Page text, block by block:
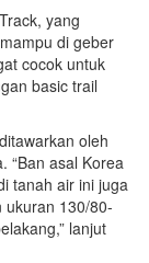
yang
di geber
cocok untuk
basic trail
oleh
“Ban asal Korea
tanah air ini juga
ukuran 130/80-
lanjut